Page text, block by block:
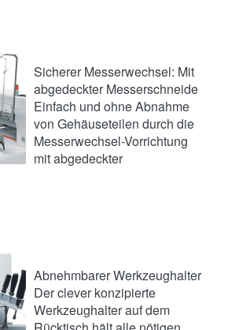
Sicherer Messerwechsel: Mit
abgedeckter Messerschneide
Einfach und ohne Abnahme
von Gehäuseteilen durch die
Messerwechsel-Vorrichtung
mit abgedeckter
Abnehmbarer Werkzeughalter
Der clever konzipierte
Werkzeughalter auf dem